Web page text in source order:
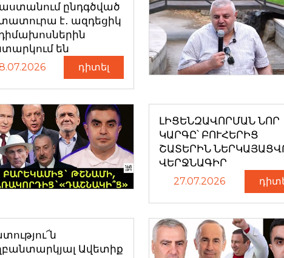
ընդգծված
է․ ազդեցիկ
են
դիտել
ԼԻՑԵՆԶԱՎՈՐՄԱՆ ՆՈՐ
ԿԱՐԳԸ՝ ԲՈՒՀԵՐԻՑ
ՇԱՏԵՐԻՆ
ՎԵՐՋՆԱԳԻՐ
27.07.2026
Ավետիք